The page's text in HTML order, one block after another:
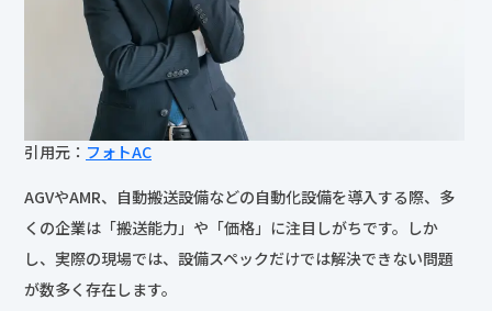
引用元： フォトAC
AGVやAMR、自動搬送設備などの自動化設備を導入する際、多
くの企業は「搬送能力」や「価格」に注目しがちです。しか
し、実際の現場では、設備スペックだけでは解決できない問題
が数多く存在します。